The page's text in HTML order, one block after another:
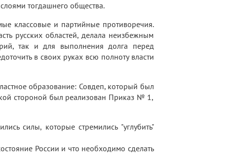
тогдашнего общества.
классовые и партийные противоречия.
русских областей, делала неизбежным
так и для выполнения долга перед
в своих руках всю полноту власти
образование: Совдеп, который был
стороной был реализован Приказ № 1,
силы, которые стремились "углубить"
России и что необходимо сделать